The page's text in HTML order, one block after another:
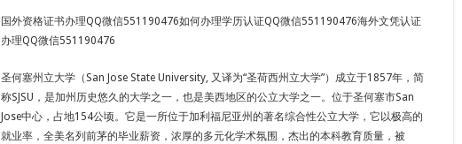
国外资格证书办理QQ微信551190476如何办理学历认证QQ微信551190476海外文凭认证
办理QQ微信551190476
圣何塞州立大学（San Jose State University, 又译为“圣荷西州立大学”）成立于1857年，简
称SJSU，是加州历史悠久的大学之一，也是美西地区的公立大学之一。位于圣何塞市San
Jose中心，占地154公顷。它是一所位于加利福尼亚州的著名综合性公立大学，它以极高的
就业率，全美名列前茅的毕业薪资，浓厚的多元化学术氛围，杰出的本科教育质量，被